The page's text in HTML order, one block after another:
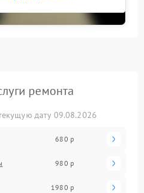
ремонта
дату 09.08.2026
680 р
980 р
1980 р